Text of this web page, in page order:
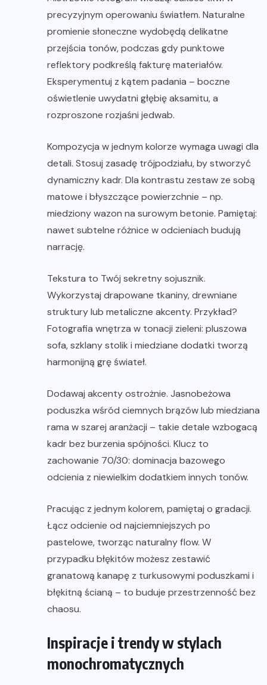
precyzyjnym operowaniu światłem. Naturalne
promienie słoneczne wydobędą delikatne
przejścia tonów, podczas gdy punktowe
reflektory podkreślą fakturę materiałów.
Eksperymentuj z kątem padania – boczne
oświetlenie uwydatni głębię aksamitu, a
rozproszone rozjaśni jedwab.
Kompozycja w jednym kolorze wymaga uwagi dla
detali. Stosuj zasadę trójpodziału, by stworzyć
dynamiczny kadr. Dla kontrastu zestaw ze sobą
matowe i błyszczące powierzchnie – np.
miedziony wazon na surowym betonie. Pamiętaj:
nawet subtelne różnice w odcieniach budują
narrację.
Tekstura to Twój sekretny sojusznik.
Wykorzystaj drapowane tkaniny, drewniane
struktury lub metaliczne akcenty. Przykład?
Fotografia wnętrza w tonacji zieleni: pluszowa
sofa, szklany stolik i miedziane dodatki tworzą
harmonijną grę świateł.
Dodawaj akcenty ostrożnie. Jasnobeżowa
poduszka wśród ciemnych brązów lub miedziana
rama w szarej aranżacji – takie detale wzbogacą
kadr bez burzenia spójności. Klucz to
zachowanie 70/30: dominacja bazowego
odcienia z niewielkim dodatkiem innych tonów.
Pracując z jednym kolorem, pamiętaj o gradacji.
Łącz odcienie od najciemniejszych po
pastelowe, tworząc naturalny flow. W
przypadku błękitów możesz zestawić
granatową kanapę z turkusowymi poduszkami i
błękitną ścianą – to buduje przestrzenność bez
chaosu.
Inspiracje i trendy w stylach
monochromatycznych